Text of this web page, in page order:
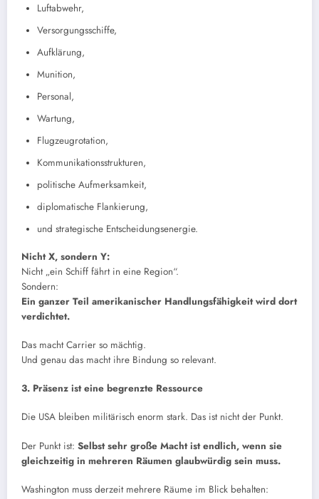
Luftabwehr,
Versorgungsschiffe,
Aufklärung,
Munition,
Personal,
Wartung,
Flugzeugrotation,
Kommunikationsstrukturen,
politische Aufmerksamkeit,
diplomatische Flankierung,
und strategische Entscheidungsenergie.
Nicht X, sondern Y:
Nicht „ein Schiff fährt in eine Region“.
Sondern:
Ein ganzer Teil amerikanischer Handlungsfähigkeit wird dort
verdichtet.
Das macht Carrier so mächtig.
Und genau das macht ihre Bindung so relevant.
3. Präsenz ist eine begrenzte Ressource
Die USA bleiben militärisch enorm stark. Das ist nicht der Punkt.
Der Punkt ist: Selbst sehr große Macht ist endlich, wenn sie
gleichzeitig in mehreren Räumen glaubwürdig sein muss.
Washington muss derzeit mehrere Räume im Blick behalten: